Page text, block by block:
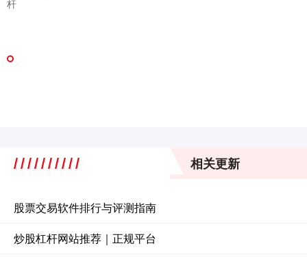
杆
相关更新
股票交易软件排行与评测指南
炒股杠杆网站推荐｜正规平台